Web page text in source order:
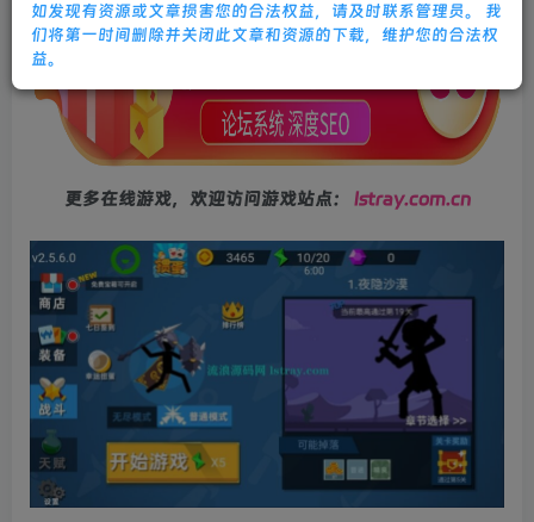
更多在线游戏，欢迎访问游戏站点： lstray.com.cn
如发现有资源或文章损害您的合法权益，请及时联系管理员。 我
们将第一时间删除并关闭此文章和资源的下载，维护您的合法权
益。